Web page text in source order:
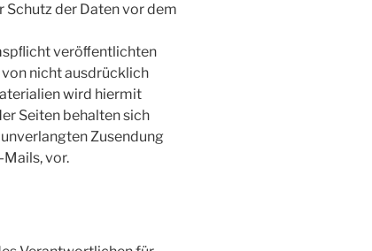
Schutz der Daten vor dem
veröﬀentlichten
nicht ausdrücklich
wird hiermit
Seiten behalten sich
Zusendung
vor.